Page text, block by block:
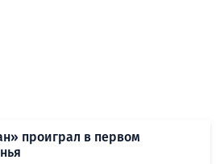
проиграл в первом